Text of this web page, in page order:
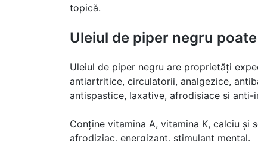
topică.
Uleiul de piper negru
Uleiul de piper negru are proprietăți
antiartritice, circulatorii, analgezice,
antispastice, laxative, afrodisiace si anti-
Conține vitamina A, vitamina K, calciu și
afrodiziac, energizant, stimulant mental.